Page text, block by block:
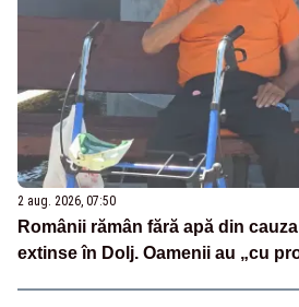
2 aug. 2026, 07:50
Românii rămân fără apă din
extinse în Dolj. Oamenii au „cu